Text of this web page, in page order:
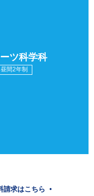
ツ科学科
昼間2年制
請求はこちら